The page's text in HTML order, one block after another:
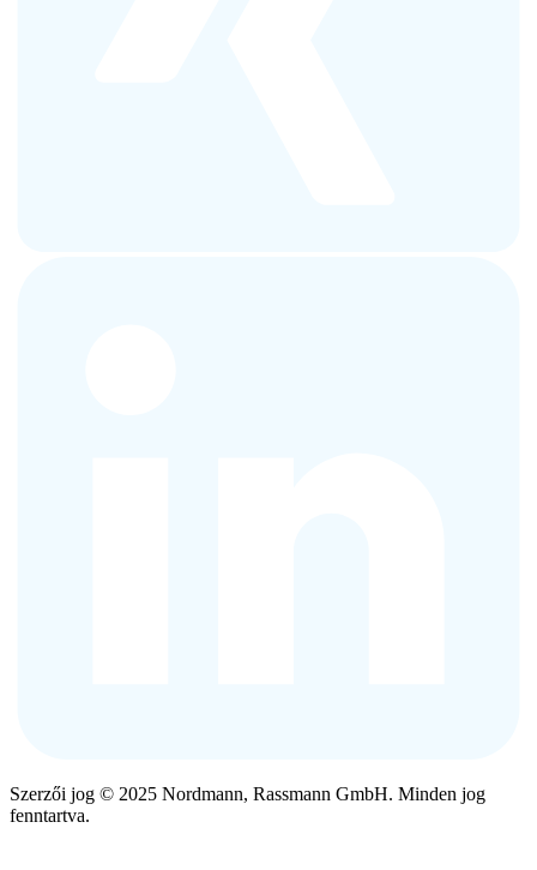
Szerzői jog © 2025 Nordmann, Rassmann GmbH. Minden jog
fenntartva.